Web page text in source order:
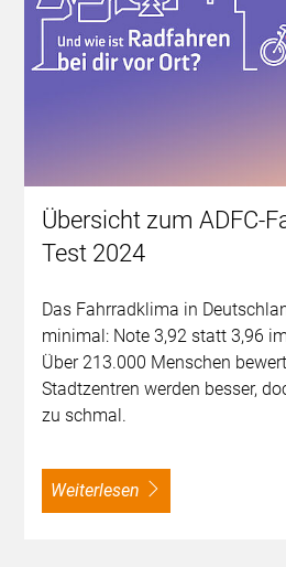
Übersicht zum ADFC-
Test 2024
Das Fahrradklima in
minimal: Note 3,92 statt 3,96
Über 213.000 Menschen
Stadtzentren werden besser,
zu schmal.
weiterlesen